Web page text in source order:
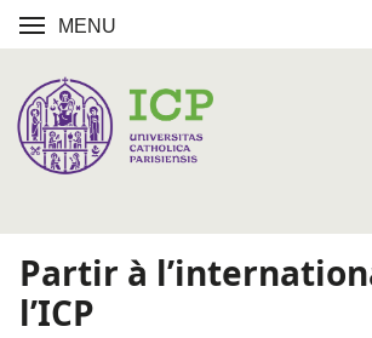
MENU
Partir à
l’ICP